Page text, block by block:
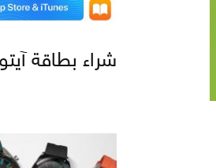
شراء بطاقة